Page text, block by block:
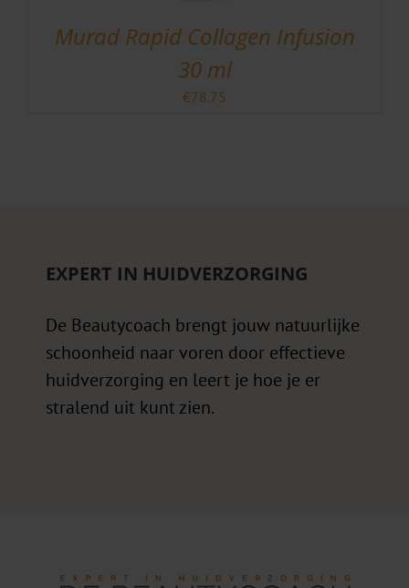
Murad Rapid Collagen Infusion
30 ml
€78.75
EXPERT IN HUIDVERZORGING
De Beautycoach brengt jouw natuurlijke
schoonheid naar voren door effectieve
huidverzorging en leert je hoe je er
stralend uit kunt zien.